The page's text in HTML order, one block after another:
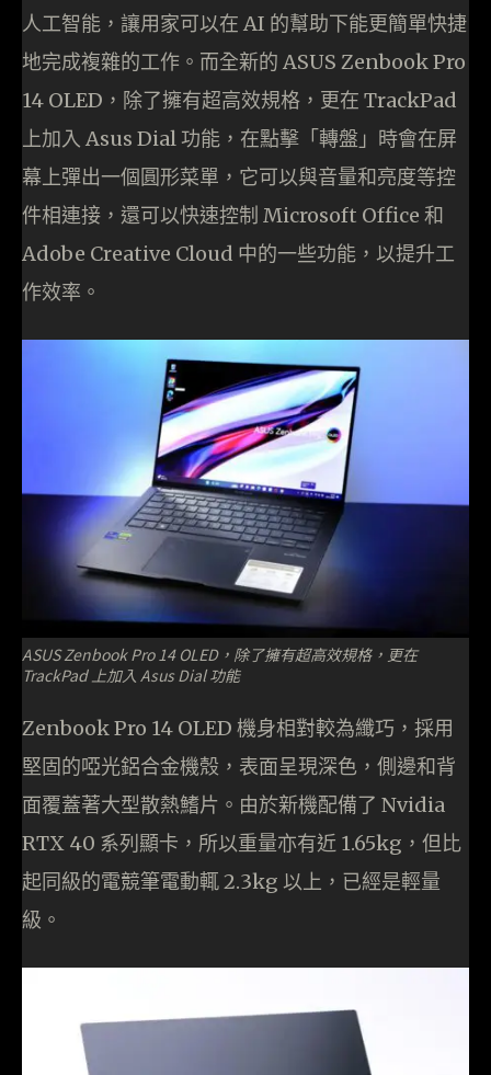
人工智能，讓用家可以在 AI 的幫助下能更簡單快捷
地完成複雜的工作。而全新的 ASUS Zenbook Pro
14 OLED，除了擁有超高效規格，更在 TrackPad
上加入 Asus Dial 功能，在點擊「轉盤」時會在屏
幕上彈出一個圓形菜單，它可以與音量和亮度等控
件相連接，還可以快速控制 Microsoft Office 和
Adobe Creative Cloud 中的一些功能，以提升工
作效率。
ASUS Zenbook Pro 14 OLED，除了擁有超高效規格，更在
TrackPad 上加入 Asus Dial 功能
Zenbook Pro 14 OLED 機身相對較為纖巧，採用
堅固的啞光鋁合金機殼，表面呈現深色，側邊和背
面覆蓋著大型散熱鰭片。由於新機配備了 Nvidia
RTX 40 系列顯卡，所以重量亦有近 1.65kg，但比
起同級的電競筆電動輒 2.3kg 以上，已經是輕量
級。